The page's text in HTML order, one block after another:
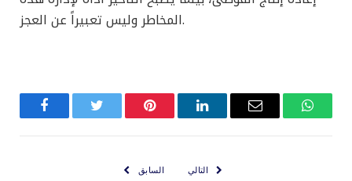
المخاطر وليس تعبيراً عن العجز.
فيسبوك تويتر بينتيريستلينكدإن
البريد
واتساب
السابق